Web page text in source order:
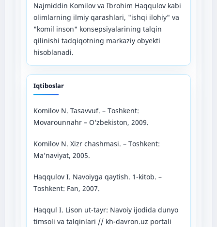
Najmiddin Komilov va Ibrohim Haqqulov kabi
olimlarning ilmiy qarashlari, "ishqi ilohiy" va
"komil inson" konsepsiyalarining talqin
qilinishi tadqiqotning markaziy obyekti
hisoblanadi.
Iqtiboslar
Komilov N. Tasavvuf. – Toshkent:
Movarounnahr – O‘zbekiston, 2009.
Komilov N. Xizr chashmasi. – Toshkent:
Ma’naviyat, 2005.
Haqqulov I. Navoiyga qaytish. 1-kitob. –
Toshkent: Fan, 2007.
Haqqul I. Lison ut-tayr: Navoiy ijodida dunyo
timsoli va talqinlari // kh-davron.uz portali